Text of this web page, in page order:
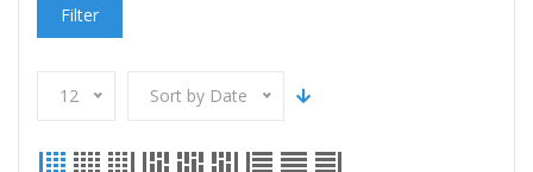
Filter
12 Sort by Date